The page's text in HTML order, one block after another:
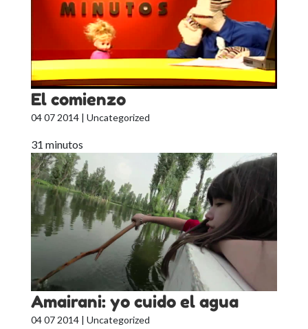
El comienzo
04 07 2014| Uncategorized
31 minutos
Amairani: yo cuido el agua
04 07 2014| Uncategorized